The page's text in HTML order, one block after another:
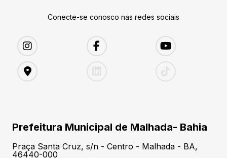
Conecte-se conosco nas redes sociais
Prefeitura Municipal de Malhada- Bahia
Praça Santa Cruz, s/n - Centro - Malhada - BA,
46440-000